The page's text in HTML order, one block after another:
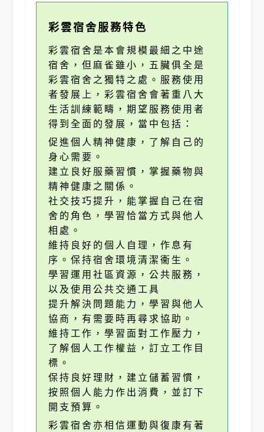
彩雲宿舍服務特色
彩雲宿舍是本會規模最細之中途
宿舍，但麻雀雖小，五臟俱全是
彩雲宿舍之獨特之處。服務使用
者發展上，彩雲宿舍會著重八大
生活訓練範疇，期望服務使用者
得到全面的發展，當中包括：
促進個人精神健康，了解自己的
身心需要。
建立良好服藥習慣，掌握藥物與
精神健康之關係。
社交技巧提升，能掌握自己在宿
舍的角色，學習恰當方式與他人
相處。
維持良好的個人自理，作息有
序。保持宿舍環境清潔衞生。
學習運用社區資源，公共服務，
以及使用公共交通工具
提升解決問題能力，學習與他人
協商，有需要時再尋求協助。
維持工作，學習面對工作壓力，
了解個人工作權益，訂立工作目
標。
保持良好理財，建立儲蓄習慣，
按照個人能力作出消費，並訂下
開支預算。
彩雲宿舍亦相信運動與復康有著